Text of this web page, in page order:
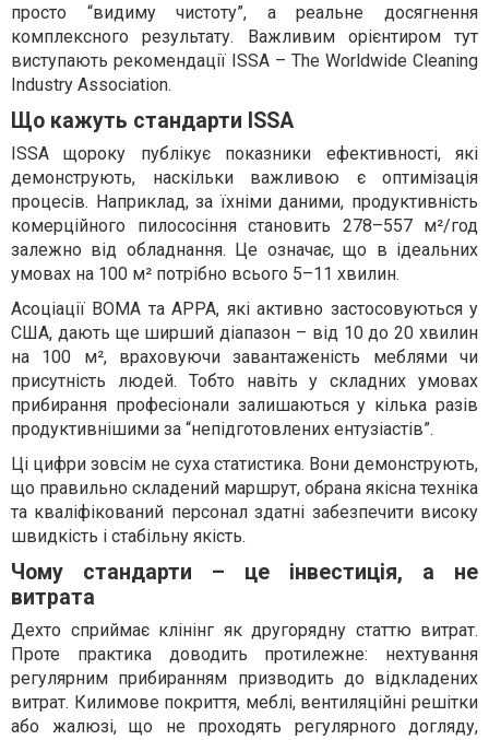
просто “видиму чистоту”, а реальне досягнення
комплексного результату. Важливим орієнтиром тут
виступають рекомендації ISSA – The Worldwide Cleaning
Industry Association.
Що кажуть стандарти ISSA
ISSA щороку публікує показники ефективності, які
демонструють, наскільки важливою є оптимізація
процесів. Наприклад, за їхніми даними, продуктивність
комерційного пилососіння становить 278–557 м²/год
залежно від обладнання. Це означає, що в ідеальних
умовах на 100 м² потрібно всього 5–11 хвилин.
Асоціації BOMА та APPA, які активно застосовуються у
США, дають ще ширший діапазон – від 10 до 20 хвилин
на 100 м², враховуючи завантаженість меблями чи
присутність людей. Тобто навіть у складних умовах
прибирання професіонали залишаються у кілька разів
продуктивнішими за “непідготовлених ентузіастів”.
Ці цифри зовсім не суха статистика. Вони демонструють,
що правильно складений маршрут, обрана якісна техніка
та кваліфікований персонал здатні забезпечити високу
швидкість і стабільну якість.
Чому стандарти – це інвестиція, а не
витрата
Дехто сприймає клінінг як другорядну статтю витрат.
Проте практика доводить протилежне: нехтування
регулярним прибиранням призводить до відкладених
витрат. Килимове покриття, меблі, вентиляційні решітки
або жалюзі, що не проходять регулярного догляду,